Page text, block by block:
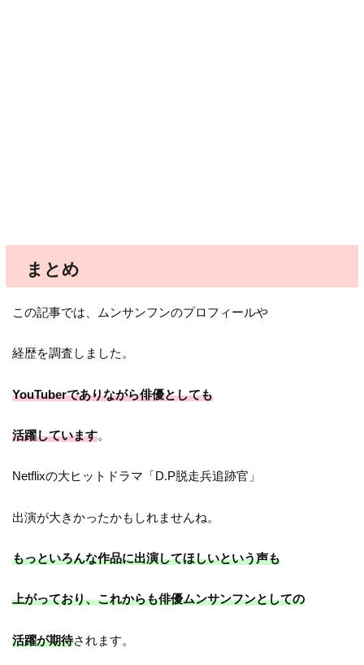
まとめ
この記事では、ムンサンフンのプロフィールや
経歴を調査しました。
YouTuberでありながら俳優としても
活躍しています。
Netflixの大ヒットドラマ「D.P脱走兵追跡官」
出演が大きかったかもしれませんね。
もっといろんな作品に出演してほしいという声も
上がっており、これからも俳優ムンサンフンとしての
活躍が期待されます。